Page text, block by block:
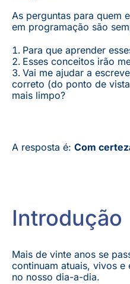
As perguntas para quem
em programação são
Para que aprender
Esses conceitos irão
Vai me ajudar a
correto (do ponto de
mais limpo?
A resposta é: Com
Introdução
Mais de vinte anos se
continuam atuais, vivos e
no nosso dia-a-dia.